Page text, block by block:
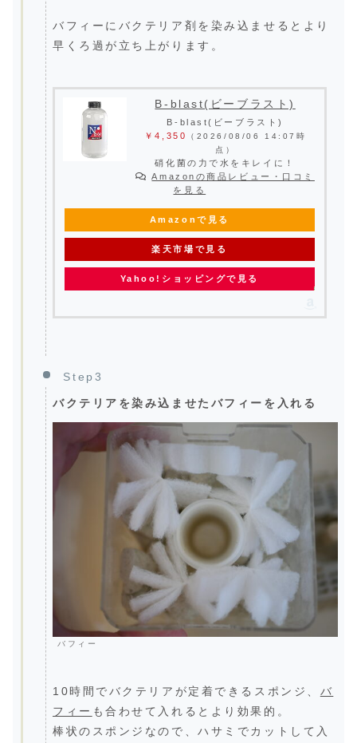
バフィーにバクテリア剤を染み込ませるとより
早くろ過が立ち上がります。
B-blast(ビーブラスト)
B-blast(ビーブラスト)
￥4,350
（2026/08/06 14:07時
点）
硝化菌の力で水をキレイに！
Amazonの商品レビュー・口コミ
を見る
Amazonで見る
楽天市場で見る
Yahoo!ショッピングで見る
Step3
バクテリアを染み込ませたバフィーを入れる
バフィー
10時間でバクテリアが定着できるスポンジ、 バ
フィー も合わせて入れるとより効果的。
棒状のスポンジなので、ハサミでカットして入